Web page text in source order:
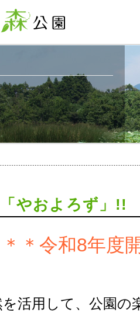
やおよろず」!!
＊令和8年度
活用して、公園の